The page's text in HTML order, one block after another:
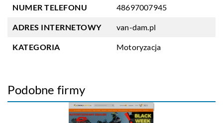
NUMER TELEFONU 48697007945
ADRES INTERNETOWY van-dam.pl
KATEGORIA Motoryzacja
Podobne firmy